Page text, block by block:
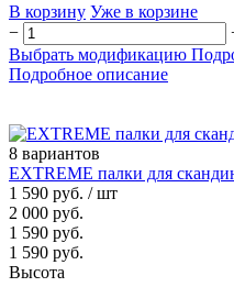
В корзину Уже в корзине
−
Выбрать модификацию
Подробное описание
8 вариантов
EXTREME палки для
1 590 руб. / шт
2 000 руб.
1 590 руб.
1 590 руб.
Высота